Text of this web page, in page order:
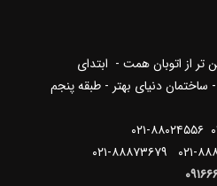
تر از اتوبان همت - ابتدای
خیابان دوستان - پلاک ۲۸ - ساختمان دنیای بهتر - طبقه پنجم
تلفن : ۸۸۶۳۱۶۳۳-۰۲۱ ۸۸۰۲۴۵۵۶-۰۲۱